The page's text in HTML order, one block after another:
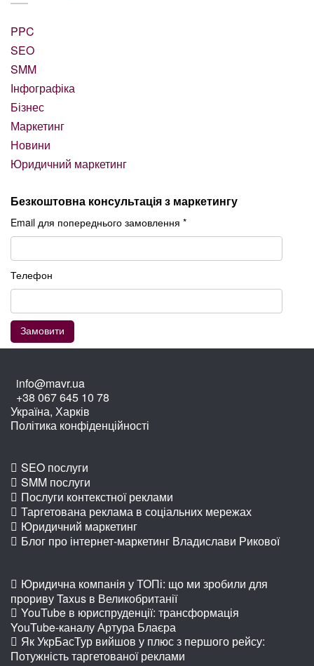
PPC
SEO
SMM
Інфографіка
Бізнес
Маркетинг
Новини
Юридичний маркетинг
Безкоштовна консультація з маркетингу
Email для попереднього замовлення *
Телефон
info@mavr.ua
+38 067 645 10 78
Україна, Харків
Політика конфіденційності
SEO послуги
SMM послуги
Послуги контекстної реклами
Таргетована реклама в соціальних мережах
Юридичний маркетинг
Блог про інтернет-маркетинг Владислави Рикової
Юридична компанія у ТОПі: що ми зробили для
прориву Taxus в Великобританії
YouTube в юриспруденції: трансформація
YouTube-каналу Артура Блаєра
Як УкрБасТур вийшов у плюс з першого рейсу:
Потужність таргетованої реклами